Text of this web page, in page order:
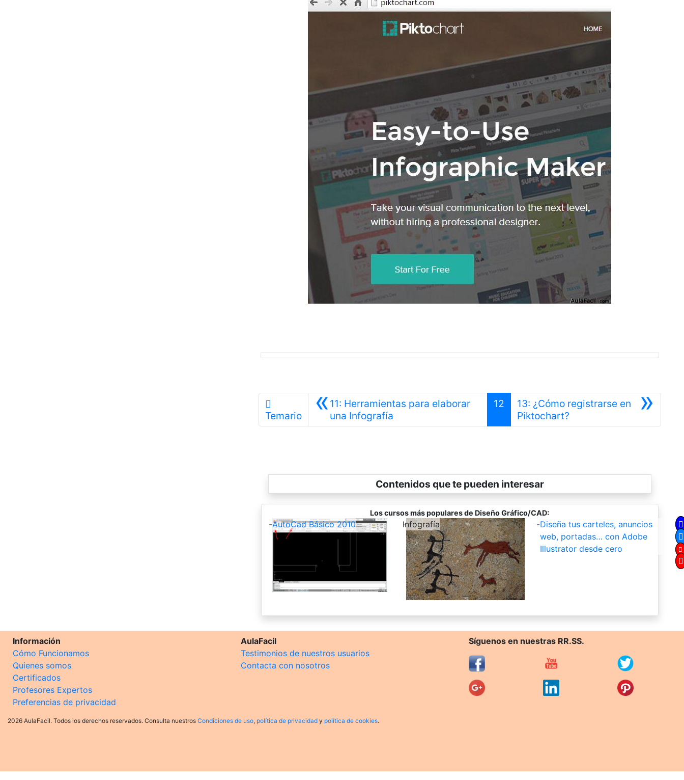
Temario «11: Herramientas para elaborar
una InfografíaAnterior
12 »
13: ¿Cómo registrarse en
Piktochart?Siguiente
Contenidos que te pueden interesar
Los cursos más populares de Diseño Gráfico/CAD:
-AutoCad Básico 2010 -
Infografía -Diseña tus carteles, anuncios
web, portadas… con Adobe
Illustrator desde cero
Información
Cómo Funcionamos
Quienes somos
Certificados
Profesores Expertos
Preferencias de privacidad
AulaFacil
Testimonios de nuestros usuarios
Contacta con nosotros
Síguenos en nuestras RR.SS.
2026 AulaFacil. Todos los derechos reservados. Consulta nuestros Condiciones de uso, política de privacidad y política de cookies.